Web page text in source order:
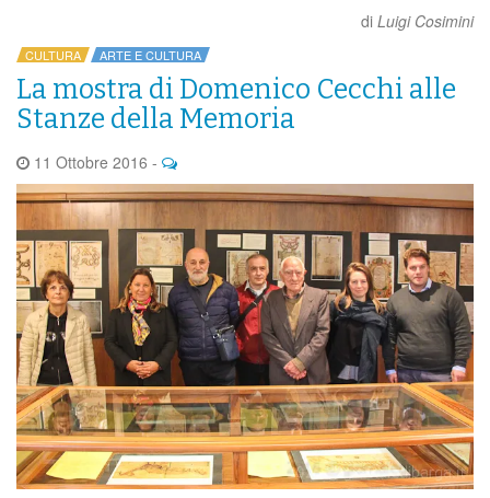
di Luigi Cosimini
CULTURA ARTE E CULTURA
La mostra di Domenico Cecchi alle
Stanze della Memoria
11 Ottobre 2016 -